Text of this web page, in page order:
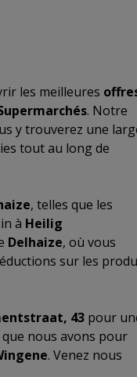
les meilleures
. Notre
y trouverez une
tout au long de
, telles que les
à Heilig
Delhaize, où vous
sur les
43pour
nous avons pour
. Venez nous